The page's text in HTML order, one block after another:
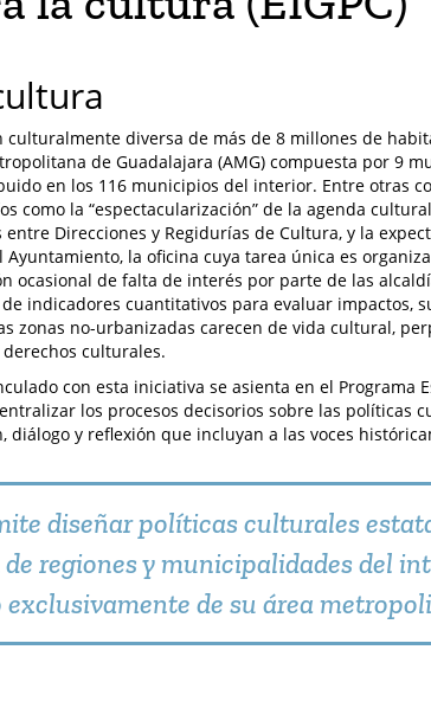
culturalmente diversa de más de 8 millones de
de Guadalajara (AMG) compuesta por 9
en los 116 municipios del interior. Entre otras
como la “espectacularización” de la agenda
Direcciones y Regidurías de Cultura, y la
la oficina cuya tarea única es
ocasional de falta de interés por parte de las
indicadores cuantitativos para evaluar impactos,
zonas no-urbanizadas carecen de vida cultural,
culturales.
con esta iniciativa se asienta en el Programa
los procesos decisorios sobre las políticas
diálogo y reflexión que incluyan a las voces
diseñar políticas culturales
regiones y municipalidades del
exclusivamente de su área